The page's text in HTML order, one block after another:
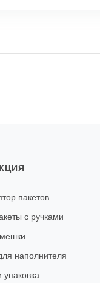
пакетов
с ручками
наполнителя
упаковка